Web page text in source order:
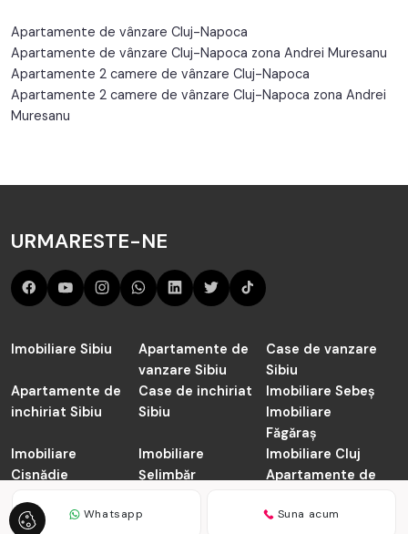
Apartamente de vânzare Cluj-Napoca
Apartamente de vânzare Cluj-Napoca zona Andrei Muresanu
Apartamente 2 camere de vânzare Cluj-Napoca
Apartamente 2 camere de vânzare Cluj-Napoca zona Andrei
Muresanu
Whatsapp Suna acum
URMARESTE-NE
Imobiliare Sibiu
Apartamente de
vanzare Sibiu
Case de vanzare
Sibiu
Apartamente de
inchiriat Sibiu
Case de inchiriat
Sibiu
Imobiliare Sebeș
Imobiliare
Făgăraș
Imobiliare
Cisnădie
Imobiliare
Șelimbăr
Imobiliare Cluj
Apartamente de
Napoca